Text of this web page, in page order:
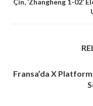
Fransa’da X